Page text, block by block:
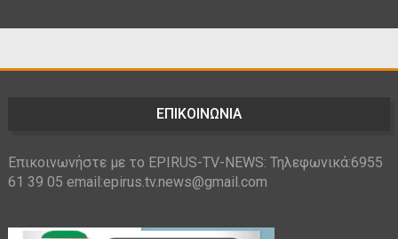
ΕΠΙΚΟΙΝΩΝΙΑ
Επικοινωνήστε με το EPIRUS-TV-NEWS: Τηλεφωνικά:6955
61 39 05 email:epirus.tv.news@gmail.com